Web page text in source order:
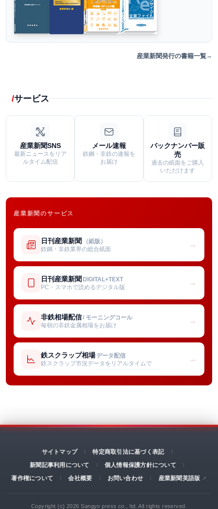
産業新聞発行の書籍一覧
サービス
産業新聞SNS
最新ニュースをリア
ルタイム配信
メール速報
鉄鋼・非鉄の速報を
お届け
バックナンバー販
売
過去の紙面をご購入
いただけます
産業新聞のサービス
日刊産業新聞 （紙版）
鉄鋼・非鉄業界の総合紙面
→
日刊産業新聞 DIGITAL+TEXT
PC・スマホで読めるデジタル版
→
非鉄相場配信/ モーニングコール
毎朝の非鉄金属相場をお届け
→
鉄スクラップ相場 データ配信
鉄スクラップ市況データをリアルタイムで
→
サイトマップ
特定商取引法に基づく表記
新聞記事利用について
個人情報保護方針について
著作権について
会社概要 お問い合わせ 産業新聞英語版
Copyright (c) 2026 Sangyo press co., ltd. All rights reserved.